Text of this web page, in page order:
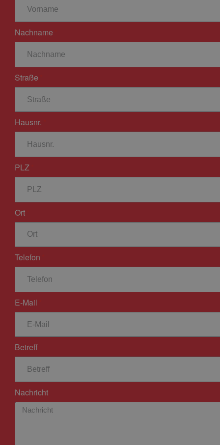
Nachname
Straße
Hausnr.
PLZ
Ort
Telefon
E-Mail
Betreff
Nachricht